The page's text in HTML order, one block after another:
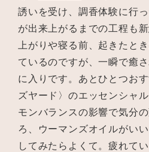
誘いを受け、調香体験に行
が出来上がるまでの工程も
上がりや寝る前、起きたと
ているのですが、一瞬で癒
に入りです。あとひとつお
ズヤード〉のエッセンシャ
モンバランスの影響で気分
ろ、ウーマンズオイルがい
してみたらよくて。疲れて